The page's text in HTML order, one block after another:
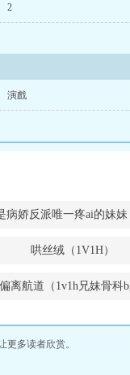
2
演戲
病娇反派唯一疼ai的妹妹
哄丝绒（1V1H）
偏离航道（1v1h兄妹骨科
多读者欣赏。